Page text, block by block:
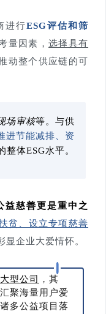
进行ESG评估和筛
量因素，选择具有
推动整个供应链的可
场审核等。与供
进节能减排、资
体ESG水平。
益慈善更是重中之
贫、设立专项慈善
显企业大爱情怀。
型公司
，其
聚海量用户爱
多公益项目落